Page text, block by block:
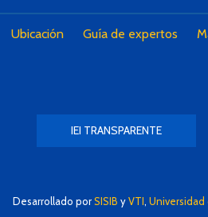
Ubicación Guía de expertos
IEI TRANSPARENTE
Desarrollado porSISIB yVTI, Universidad